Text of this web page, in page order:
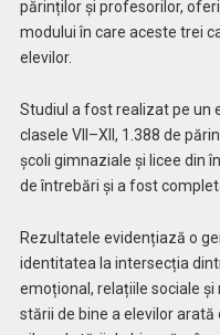
părinților și profesorilor,
modului în care aceste trei
elevilor.
Studiul a fost realizat pe un
clasele VII–XII, 1.388 de
școli gimnaziale și licee din
de întrebări și a fost
Rezultatele evidențiază o
identitatea la intersecția
emoțional, relațiile sociale
stării de bine a elevilor